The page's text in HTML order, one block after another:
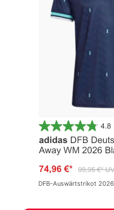
DFB-Auswärtstrikot 2026